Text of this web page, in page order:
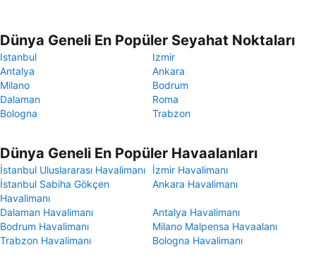
Dünya Geneli En Popüler Seyahat Noktaları
Istanbul
Izmir
Antalya
Ankara
Milano
Bodrum
Dalaman
Roma
Bologna
Trabzon
Dünya Geneli En Popüler Havaalanları
İstanbul Uluslararası Havalimanı
İzmir Havalimanı
İstanbul Sabiha Gökçen
Havalimanı
Ankara Havalimanı
Dalaman Havalimanı
Antalya Havalimanı
Bodrum Havalimanı
Milano Malpensa Havaalanı
Trabzon Havalimanı
Bologna Havalimanı